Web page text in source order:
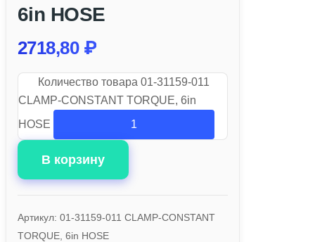
6in HOSE
2718,80 ₽
Количество товара 01-31159-011
CLAMP-CONSTANT TORQUE, 6in
HOSE
В корзину
Артикул: 01-31159-011 CLAMP-CONSTANT
TORQUE, 6in HOSE